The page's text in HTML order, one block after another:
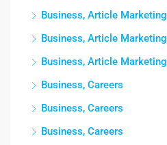
Business, Article Marketing
Business, Article Marketing
Business, Article Marketing
Business, Careers
Business, Careers
Business, Careers